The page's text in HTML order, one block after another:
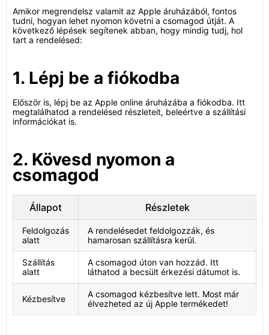
Amikor megrendelsz valamit az Apple áruházából, fontos
tudni, hogyan lehet nyomon követni a csomagod útját. A
következő lépések segítenek abban, hogy mindig tudj, hol
tart a rendelésed:
1. Lépj be a fiókodba
Először is, lépj be az Apple online áruházába a fiókodba. Itt
megtalálhatod a rendelésed részleteit, beleértve a szállítási
információkat is.
2. Kövesd nyomon a
csomagod
Állapot Részletek
Feldolgozás
alatt
A rendelésedet feldolgozzák, és
hamarosan szállításra kerül.
Szállítás
alatt
A csomagod úton van hozzád. Itt
láthatod a becsült érkezési dátumot is.
Kézbesítve
A csomagod kézbesítve lett. Most már
élvezheted az új Apple termékedet!